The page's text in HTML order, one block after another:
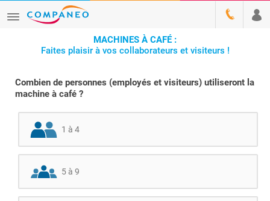
MACHINES À CAFÉ :
Faites plaisir à vos collaborateurs et visiteurs !
Combien de personnes (employés et visiteurs) utiliseront la
machine à café ?
1 à 4
5 à 9